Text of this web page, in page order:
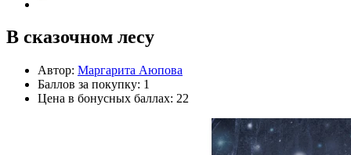
В сказочном лесу
Автор: Маргарита Аюпова
Баллов за покупку: 1
Цена в бонусных баллах: 22